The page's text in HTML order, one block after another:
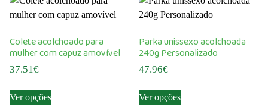
Colete acolchoado para
mulher com capuz amovível
37.51€
Ver opçõesproduct
Parka unissexo acolchoada
240g Personalizado
47.96€
Ver opçõesproduct